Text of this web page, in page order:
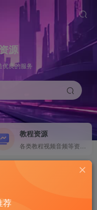
源
优良的服务
教程资源
荐